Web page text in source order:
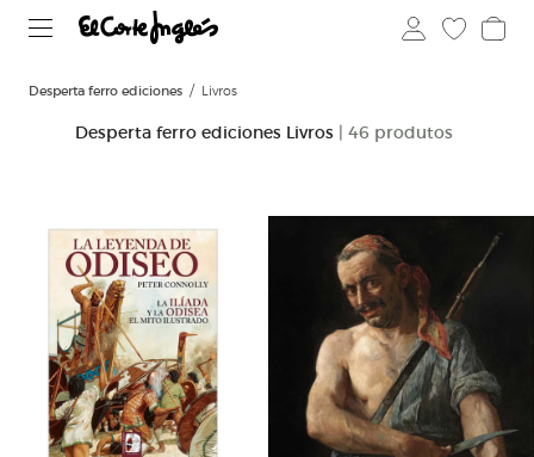
Desperta ferro ediciones Livros
Desperta ferro ediciones Livros | 46 produtos